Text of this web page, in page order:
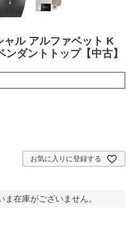
ャル アルファベット K
ダントトップ【中古】
お気に入りに登録する
在庫がございません。